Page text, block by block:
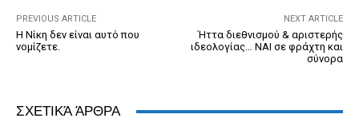
k
PREVIOUS ARTICLE
Η Νίκη δεν είναι αυτό που
νομίζετε.
NEXT ARTICLE
Ήττα διεθνισμού & αριστερής
ιδεολογίας… ΝΑΙ σε φράχτη και
σύνορα
ΣΧΕΤΙΚΆ ΆΡΘΡΑ